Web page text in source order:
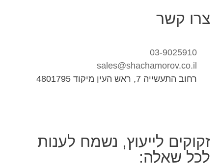
צרו קשר
03-9025910
sales@shachamorov.co.il
רחוב התעשייה 7, ראש העין מיקוד 4801795
זקוקים לייעוץ, נשמח לענות
לכל שאלה: